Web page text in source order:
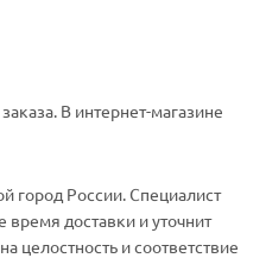
В интернет-магазине
город России. Специалист
доставки и уточнит
целостность и соответствие